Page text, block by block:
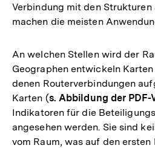
Verbindung mit den
machen die meisten
An welchen Stellen wird der
Geographen entwickeln
denen Routerverbindungen
Karten (s. Abbildung der PDF-
Indikatoren für die
angesehen werden. Sie sind
vom Raum, was auf den